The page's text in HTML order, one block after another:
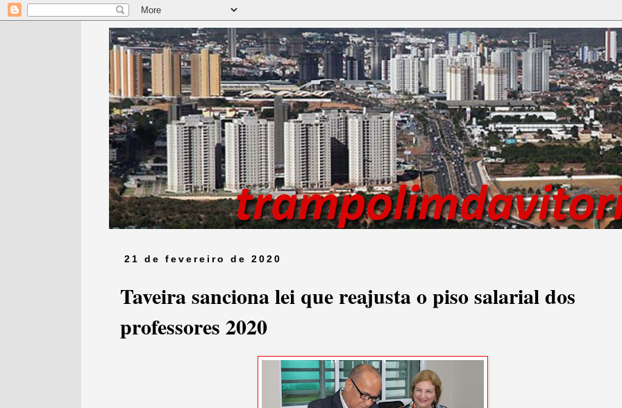
21 de fevereiro de 2020
Taveira sanciona lei que reajusta o piso salarial dos
professores 2020